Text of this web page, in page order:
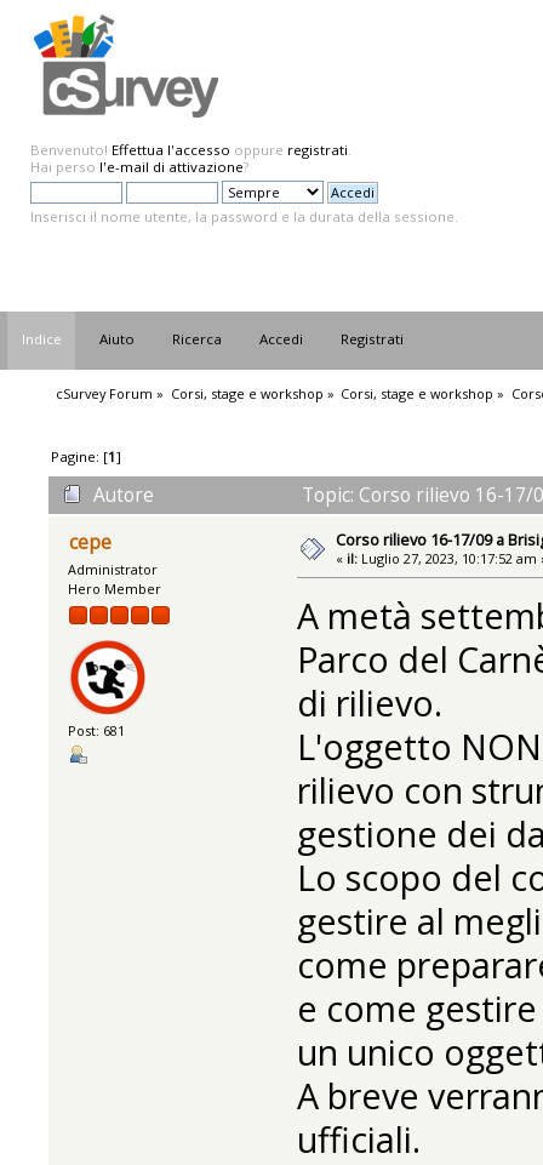
Benvenuto! Effettua l'accesso oppure registrati.
Hai perso l'e-mail di attivazione?
Inserisci il nome utente, la password e la durata della sessione.
Indice Aiuto Ricerca Accedi Registrati
cSurvey Forum » Corsi, stage e workshop » Corsi, stage e workshop »
Pagine: [1]
Autore
Topic: Corso rilievo 16-
cepe
Administrator
Hero Member
Post: 681
Corso rilievo 16-17/09 a
« il: Luglio 27, 2023, 10:17:52 am
A metà
Parco del
di rilievo.
L'oggetto
rilievo con
gestione dei
Lo scopo del
gestire al
come
e come
un unico
A breve
ufficiali.